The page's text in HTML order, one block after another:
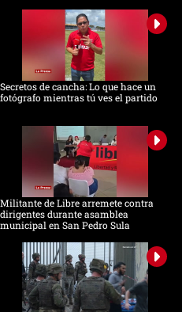
Secretos de cancha: Lo que hace un
fotógrafo mientras tú ves el partido
Militante de Libre arremete contra
dirigentes durante asamblea
municipal en San Pedro Sula